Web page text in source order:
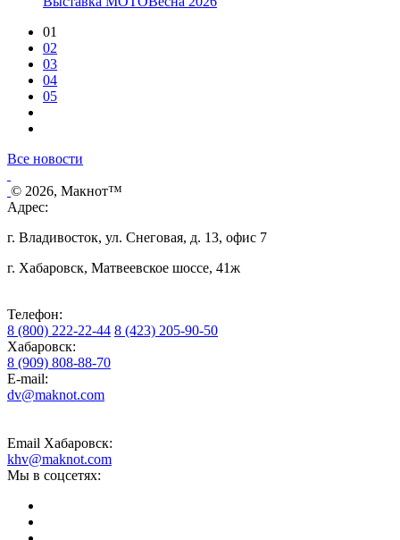
01
02
03
04
05
Все новости
© 2026, Макнот™
Адрес:
г. Владивосток, ул. Снеговая, д. 13, офис 7
г. Хабаровск, Матвеевское шоссе, 41ж
Телефон:
8 (800) 222-22-44 8 (423) 205-90-50
Хабаровск:
8 (909) 808-88-70
E-mail:
dv@maknot.com
Email Хабаровск:
khv@maknot.com
Мы в соцсетях: